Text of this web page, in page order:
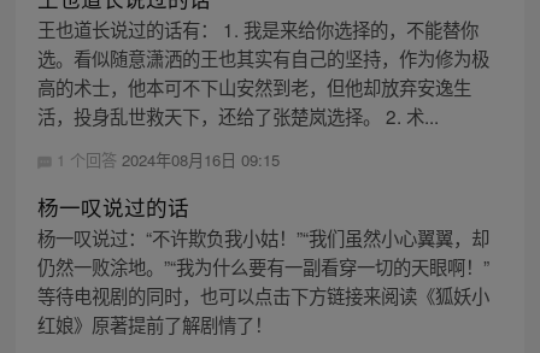
王也道长说过的话有： 1. 我是来给你选择的，不能替你
选。看似随意潇洒的王也其实有自己的坚持，作为修为极
高的术士，他本可不下山安然到老，但他却放弃安逸生
活，投身乱世救天下，还给了张楚岚选择。 2. 术...
1 个回答 2024年08月16日 09:15
杨一叹说过的话
杨一叹说过：“不许欺负我小姑！”“我们虽然小心翼翼，却
仍然一败涂地。”“我为什么要有一副看穿一切的天眼啊！”
等待电视剧的同时，也可以点击下方链接来阅读《狐妖小
红娘》原著提前了解剧情了！